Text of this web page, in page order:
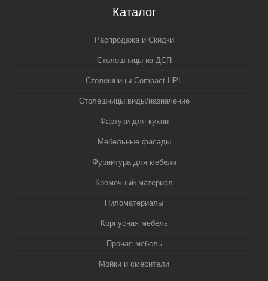
Каталог
Распродажа и Скидки
Столешницы из ДСП
Столешницы Compact HPL
Столешницы:виды/назначение
Фартуки для кухни
Мебельные фасады
Фурнитура для мебели
Кромочный материал
Пиломатериалы
Корпусная мебель
Прочая мебель
Мойки и смесители